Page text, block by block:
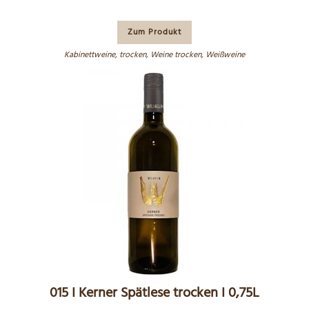
Zum Produkt
Kabinettweine, trocken, Weine trocken, Weißweine
015 I Kerner Spätlese trocken I 0,75L